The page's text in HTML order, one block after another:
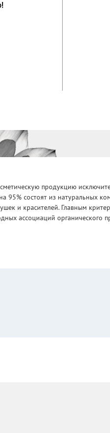
продукцию
95% состоят из натуральных
и красителей. Главным
ассоциаций органического